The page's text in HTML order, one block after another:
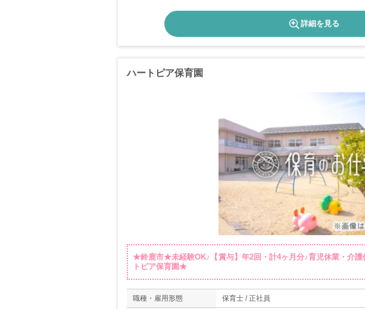
詳細を見る
ハートピア保育園
★鈴鹿市★未経験OK♪【賞与】年2回・計4ヶ月分♪育児休業・介護
トピア保育園★
職種・雇用形態 保育士 / 正社員